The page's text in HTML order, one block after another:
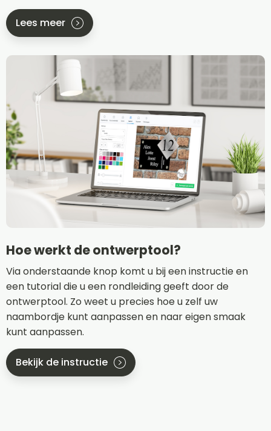
Lees meer
Hoe werkt de ontwerptool?
Via onderstaande knop komt u bij een instructie en
een tutorial die u een rondleiding geeft door de
ontwerptool. Zo weet u precies hoe u zelf uw
naambordje kunt aanpassen en naar eigen smaak
kunt aanpassen.
Bekijk de instructie